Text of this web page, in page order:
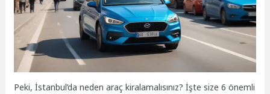
Peki, İstanbul’da neden araç kiralamalısınız? İşte size 6 önemli